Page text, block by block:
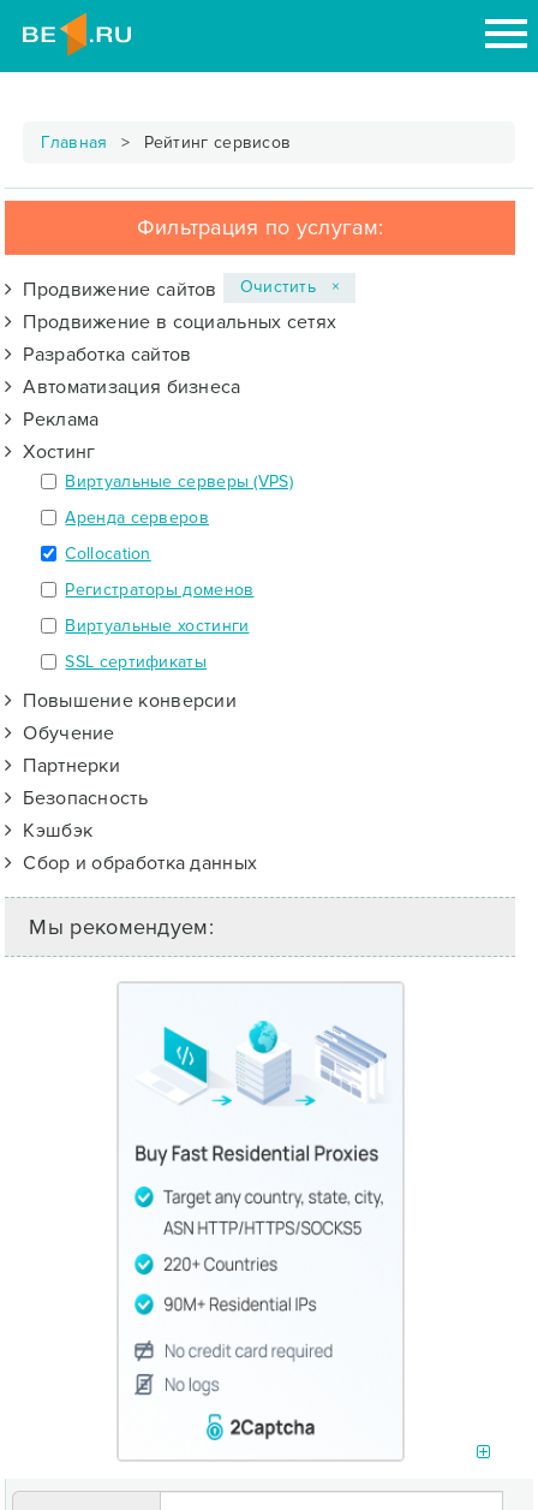
Главная Рейтинг сервисов
Фильтрация по услугам:
Продвижение сайтов
Продвижение в социальных сетях
Разработка сайтов
Автоматизация бизнеса
Реклама
Хостинг
Виртуальные серверы (VPS)
Аренда серверов
Collocation
Регистраторы доменов
Виртуальные хостинги
SSL сертификаты
Повышение конверсии
Обучение
Партнерки
Безопасность
Кэшбэк
Сбор и обработка данных
Очистить ×
Мы рекомендуем: